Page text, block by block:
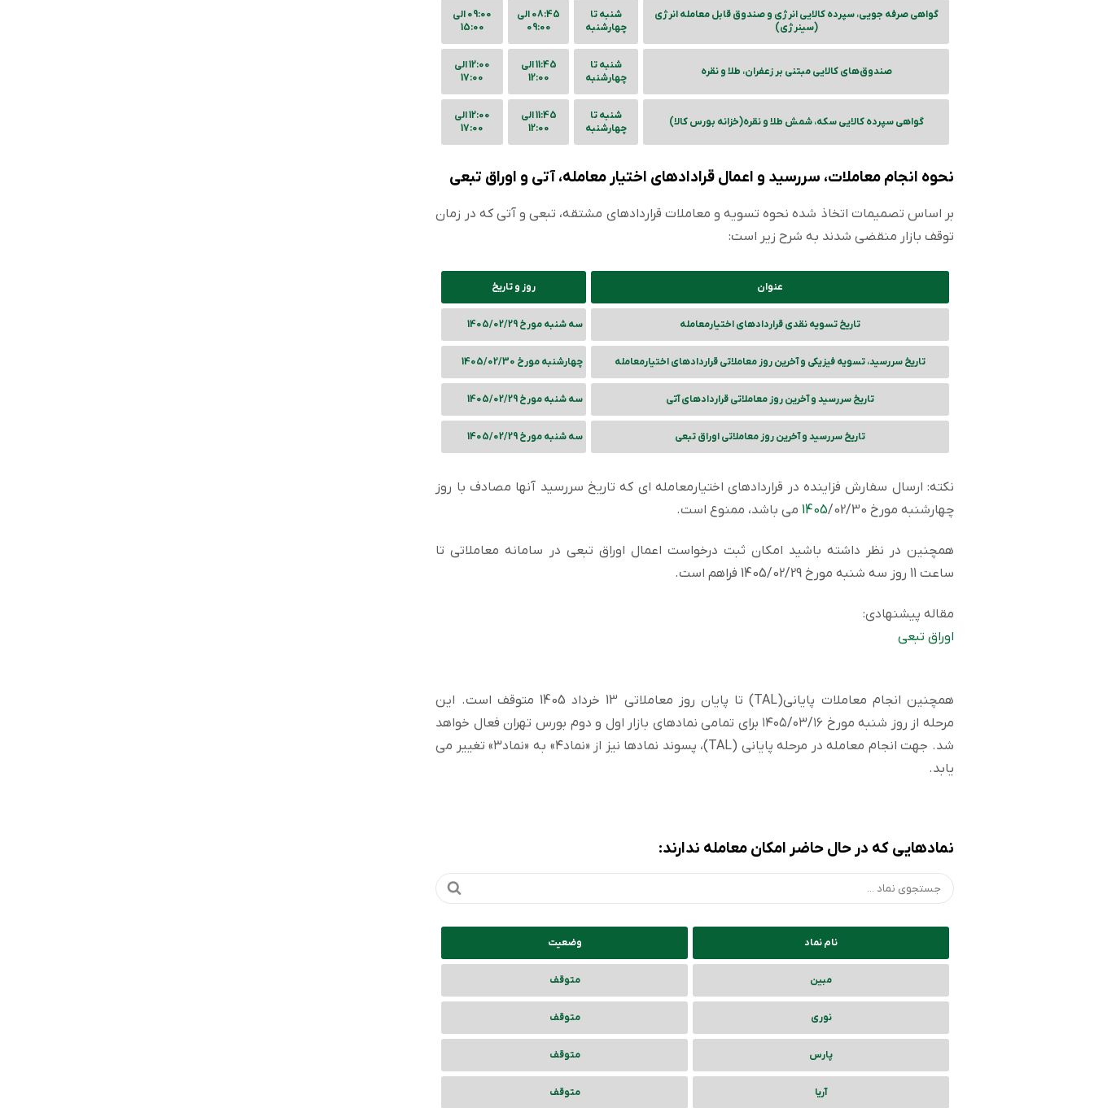
گواهی صرفه جویی، سپرده کالایی انرژی و صندوق قابل معامله انرژی
(سینرژی)
شنبه تا
چهارشنبه
08:45 الی
09:00
09:00 الی
15:00
صندوق‌های کالایی مبتنی بر زعفران، طلا و نقره
شنبه تا
چهارشنبه
11:45 الی
12:00
12:00 الی
17:00
گواهی سپرده کالایی سکه، شمش طلا و نقره(خزانه بورس کالا)
شنبه تا
چهارشنبه
11:45 الی
12:00
12:00 الی
17:00
نحوه انجام معاملات، سررسید و اعمال قرادادهای اختیار معامله، آتی و اوراق تبعی
بر اساس تصمیمات اتخاذ شده نحوه تسویه و معاملات قراردادهای مشتقه، تبعی و آتی که در زمان
توقف بازار منقضی شدند به شرح زیر است:
عنوان روز و تاریخ
تاریخ تسویه نقدی قراردادهای اختیارمعامله سه شنبه مورخ 1405/02/29
تاریخ سررسید، تسویه فیزیکی و آخرین روز معاملاتی قراردادهای اختیارمعامله چهارشنبه مورخ 1405/02/30
تاریخ سررسید و آخرین روز معاملاتی قراردادهای آتی سه شنبه مورخ 1405/02/29
تاریخ سررسید و آخرین روز معاملاتی اوراق تبعی سه شنبه مورخ 1405/02/29
نکته: ارسال سفارش فزاینده در قراردادهای اختیارمعامله ای که تاریخ سررسید آنها مصادف با روز
چهارشنبه مورخ
1405/02/30 می باشد، ممنوع است.
همچنین در نظر داشته باشید امکان ثبت درخواست اعمال اوراق تبعی در سامانه معاملاتی تا
ساعت 11 روز سه شنبه مورخ 1405/02/29 فراهم است.
مقاله پیشنهادی:
اوراق تبعی
همچنین انجام معاملات پایانی(TAL) تا پایان روز معاملاتی 13 خرداد 1405 متوقف است. این
مرحله از روز شنبه مورخ ۱۴۰۵/۰۳/۱۶ برای تمامی نمادهای بازار اول و دوم بورس تهران فعال خواهد
شد. جهت انجام معامله در مرحله پایانی (TAL)، پسوند نمادها نیز از «نماد۴» به «نماد۳» تغییر می
یابد.
نمادهایی که در حال حاضر امکان معامله ندارند:
نام نماد وضعیت
مبین متوقف
نوری متوقف
پارس متوقف
آریا متوقف